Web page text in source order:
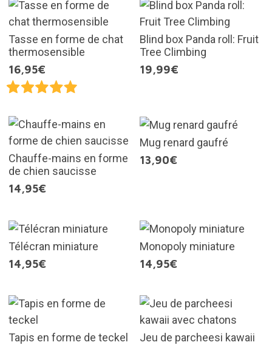
Tasse en forme de chat
thermosensible
16,95€
Blind box Panda roll: Fruit
Tree Climbing
19,99€
Chauffe-mains en forme
de chien saucisse
14,95€
Mug renard gaufré
13,90€
Télécran miniature
14,95€
Monopoly miniature
14,95€
Tapis en forme de teckel
Jeu de parcheesi kawaii